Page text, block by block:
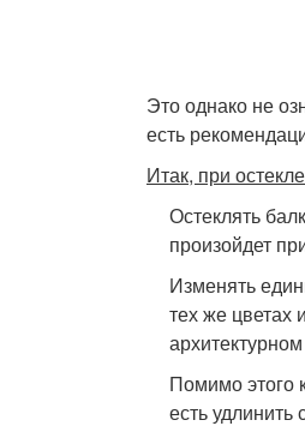
Это однако не
есть
Итак, при
Остеклять
произойдет
Изменять
тех же цветах
Помимо этого
есть